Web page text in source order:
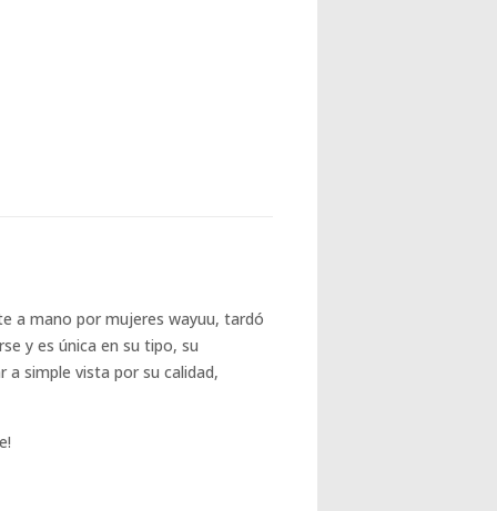
a mano por mujeres wayuu, tardó
y es única en su tipo, su
a simple vista por su calidad,